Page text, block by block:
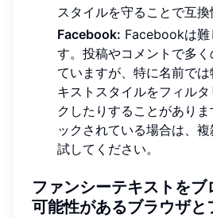
スタイルを守ることで互換
Facebook: Facebookは難
す。投稿やコメントで多
ていますが、特に名前で
キストスタイルをフィル
クしたりすることがあり
ックされている場合は、
試してください。
ファンシーテキストをブ
可能性があるブラウザと